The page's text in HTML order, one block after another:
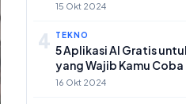
15 Okt 2024
4 TEKNO
5 Aplikasi AI Gratis
yang Wajib Kamu Coba
16 Okt 2024